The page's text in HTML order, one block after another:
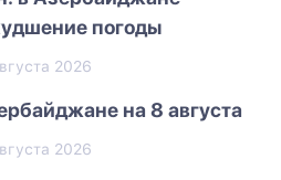
погоды
2026
на 8 августа
2026